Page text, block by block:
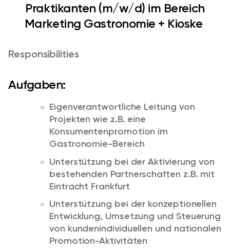
Praktikanten (m/w/d) im Bereich
Marketing Gastronomie + Kioske
Responsibilities
Aufgaben:
Eigenverantwortliche Leitung von
Projekten wie z.B. eine
Konsumentenpromotion im
Gastronomie-Bereich
Unterstützung bei der Aktivierung von
bestehenden Partnerschaften z.B. mit
Eintracht Frankfurt
Unterstützung bei der konzeptionellen
Entwicklung, Umsetzung und Steuerung
von kundenindividuellen und nationalen
Promotion-Aktivitäten